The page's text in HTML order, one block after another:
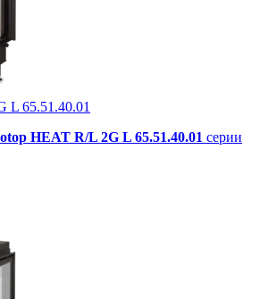
L 65.51.40.01
HEAT R/L 2G L 65.51.40.01 серии